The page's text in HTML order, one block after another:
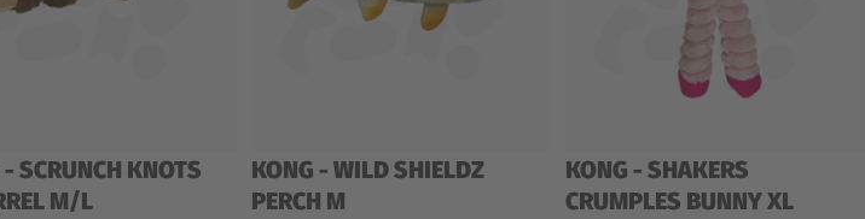
SCRUNCH KNOTS
M/L
KONG - WILD SHIELDZ
PERCH M
KONG - SHAKERS
CRUMPLES BUNNY XL